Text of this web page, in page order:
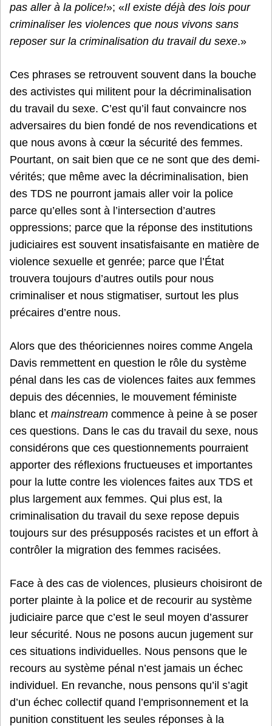
pas aller à la police!»; «Il existe déjà des lois pour
criminaliser les violences que nous vivons sans
reposer sur la criminalisation du travail du sexe.»
Ces phrases se retrouvent souvent dans la bouche
des activistes qui militent pour la décriminalisation
du travail du sexe. C’est qu’il faut convaincre nos
adversaires du bien fondé de nos revendications et
que nous avons à cœur la sécurité des femmes.
Pourtant, on sait bien que ce ne sont que des demi-
vérités; que même avec la décriminalisation, bien
des TDS ne pourront jamais aller voir la police
parce qu’elles sont à l’intersection d’autres
oppressions; parce que la réponse des institutions
judiciaires est souvent insatisfaisante en matière de
violence sexuelle et genrée; parce que l’État
trouvera toujours d’autres outils pour nous
criminaliser et nous stigmatiser, surtout les plus
précaires d’entre nous.
Alors que des théoriciennes noires comme Angela
Davis remmettent en question le rôle du système
pénal dans les cas de violences faites aux femmes
depuis des décennies, le mouvement féministe
blanc et mainstream commence à peine à se poser
ces questions. Dans le cas du travail du sexe, nous
considérons que ces questionnements pourraient
apporter des réflexions fructueuses et importantes
pour la lutte contre les violences faites aux TDS et
plus largement aux femmes. Qui plus est, la
criminalisation du travail du sexe repose depuis
toujours sur des présupposés racistes et un effort à
contrôler la migration des femmes racisées.
Face à des cas de violences, plusieurs choisiront de
porter plainte à la police et de recourir au système
judiciaire parce que c’est le seul moyen d’assurer
leur sécurité. Nous ne posons aucun jugement sur
ces situations individuelles. Nous pensons que le
recours au système pénal n’est jamais un échec
individuel. En revanche, nous pensons qu’il s’agit
d’un échec collectif quand l’emprisonnement et la
punition constituent les seules réponses à la